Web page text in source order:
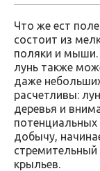
Что же ест
состоит из
поляки и мыши.
лунь также
даже
расчетливы:
деревья и
потенциальных
добычу,
крыльев.